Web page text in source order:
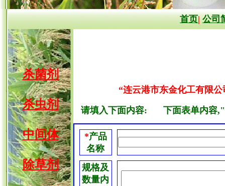
首页| 公司
杀菌剂
杀虫剂
中间体
除草剂
“连云港市东金化工有限公司
请填入下面内容: 下面表单内容,"
*产品
名称
规格及
数量内